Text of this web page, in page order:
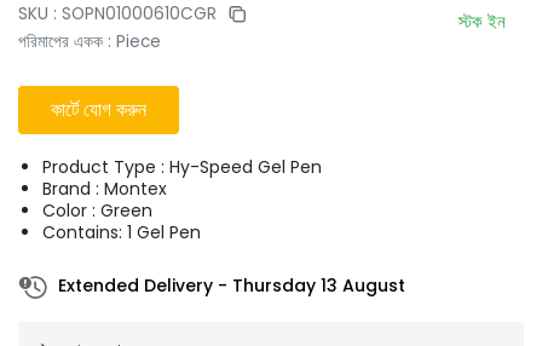
SKU : SOPN01000610CGR
পরিমাপের একক : Piece
স্টক ইন
কার্টে যোগ করুন
Product Type : Hy-Speed Gel Pen
Brand : Montex
Color : Green
Contains: 1 Gel Pen
Extended Delivery - Thursday 13 August